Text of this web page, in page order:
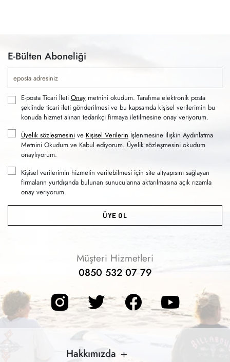
E-Bülten Aboneliği
E-posta Ticari İleti Onaymetnini okudum. Tarafıma elektronik posta
şeklinde ticari ileti gönderilmesi ve bu kapsamda kişisel verilerimin bu
konuda hizmet alınan tedarikçi firmaya iletilmesine onay veriyorum.
Üyelik sözleşmesinive Kişisel Verilerin İşlenmesine İlişkin Aydınlatma
Metnini Okudum ve Kabul ediyorum. Üyelik sözleşmesini okudum
onaylıyorum.
Kişisel verilerimin hizmetin verilebilmesi için site altyapısını sağlayan
firmaların yurtdışında bulunan sunucularına aktarılmasına açık rızamla
onay veriyorum.
ÜYE OL
Müşteri Hizmetleri
0850 532 07 79
Hakkımızda